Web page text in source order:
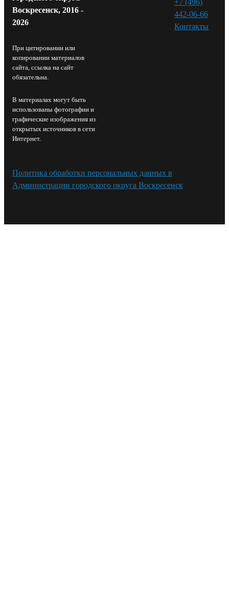
Воскресенск, 2016 -
2026
При цитировании или
копировании материалов
сайта, ссылка на сайт
обязательна.
В материалах могут быть
использованы фотографии и
графические изображения из
открытых источников в сети
Интернет.
442-06-66
Контакты⁠
Политика обработки персональных данных в
Администрации городского округа Воскресенск